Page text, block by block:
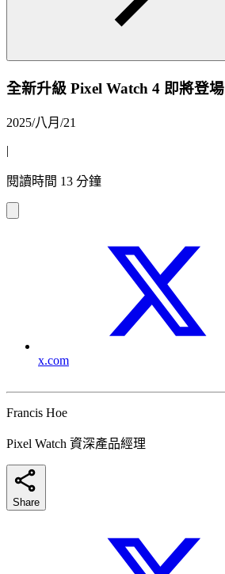
全新升級 Pixel Watch 4 即將登場
2025/八月/21
|
閱讀時間 13 分鐘
x.com
Francis Hoe
Pixel Watch 資深產品經理
Share